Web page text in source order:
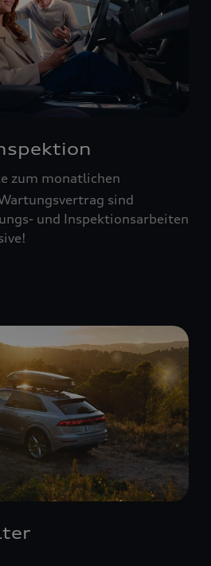
zum monatlichen
sind
und Inspektionsarbeiten